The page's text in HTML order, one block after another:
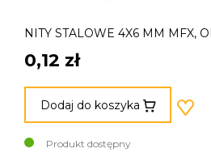
NITY STALOWE 4X6 MM MFX,
0,12 zł
Dodaj do koszyka
Produkt dostępny